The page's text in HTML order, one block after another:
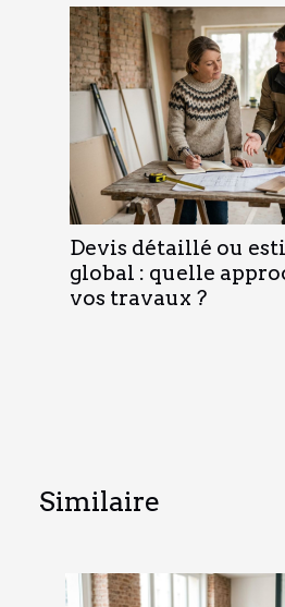
Devis détaillé ou
global : quelle
vos travaux ?
Similaire